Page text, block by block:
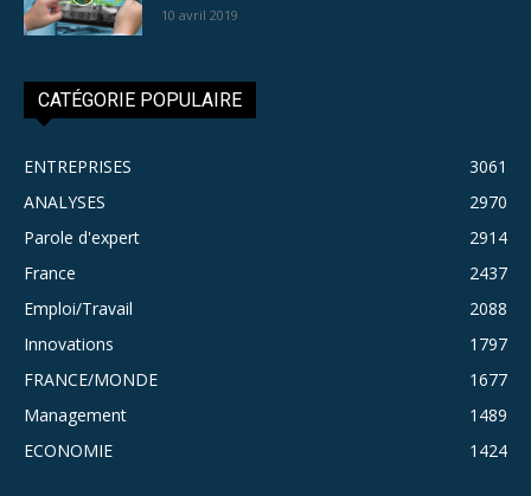
10 avril 2019
CATÉGORIE POPULAIRE
ENTREPRISES
3061
ANALYSES
2970
Parole d'expert
2914
France
2437
Emploi/Travail
2088
Innovations
1797
FRANCE/MONDE
1677
Management
1489
ECONOMIE
1424